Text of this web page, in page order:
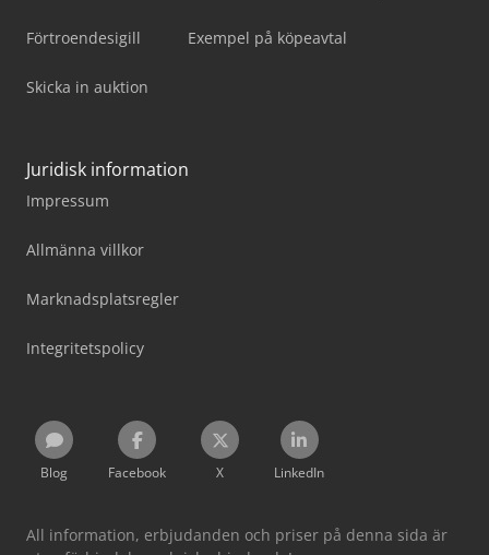
Förtroendesigill
Skicka in auktion
Exempel på köpeavtal
Juridisk information
Impressum
Allmänna villkor
Marknadsplatsregler
Integritetspolicy
Blog Facebook X LinkedIn
All information, erbjudanden och priser på denna sida är